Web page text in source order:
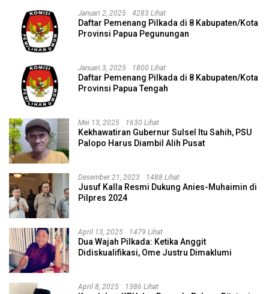
Januari 2, 2025 4283 Lihat
Daftar Pemenang Pilkada di 8 Kabupaten/Kota
Provinsi Papua Pegunungan
Januari 3, 2025 1800 Lihat
Daftar Pemenang Pilkada di 8 Kabupaten/Kota
Provinsi Papua Tengah
Mei 13, 2025 1630 Lihat
Kekhawatiran Gubernur Sulsel Itu Sahih, PSU
Palopo Harus Diambil Alih Pusat
Desember 21, 2023 1488 Lihat
Jusuf Kalla Resmi Dukung Anies-Muhaimin di
Pilpres 2024
April 13, 2025 1479 Lihat
Dua Wajah Pilkada: Ketika Anggit
Didiskualifikasi, Ome Justru Dimaklumi
April 8, 2025 1386 Lihat